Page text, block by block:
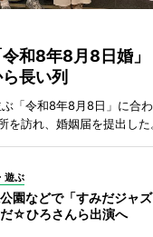
令和8年8月8日婚
長い列
「令和8年8月8日」に合
を訪れ、婚姻届を提出した
遊ぶ
園などで「すみだジャ
☆ひろさんら出演へ